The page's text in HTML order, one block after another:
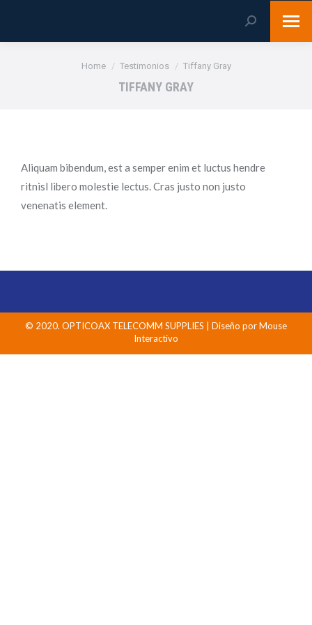
Search:
You are here:
Home Testimonios Tiffany Gray
TIFFANY GRAY
Aliquam bibendum, est a semper enim et luctus hendre
ritnisl libero molestie lectus. Cras justo non justo
venenatis element.
© 2020. OPTICOAX TELECOMM SUPPLIES | Diseño porMouse
Interactivo